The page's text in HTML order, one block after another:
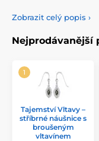
příležitosti a zahrnují
našimi stříbrnými
Zobrazit celý popis ›
Nejprodávanější
Tajemství Vltavy –
stříbrné náušnice s
broušeným
vltavínem